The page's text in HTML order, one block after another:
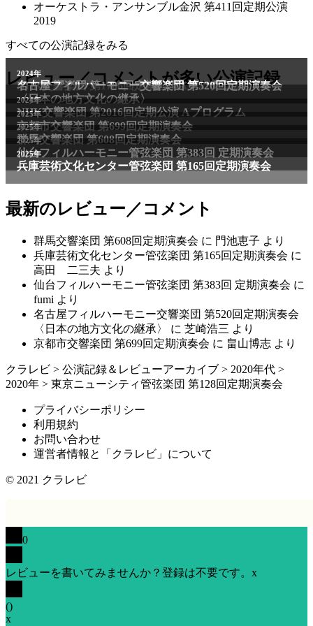
オーケストラ・アンサンブル金沢 第411回定期公演
2019
すべての公演記録をみる
レビュー／コメントが多い公演記録
2011年
NHK交響楽団 第1706回定期公演Aプログラム
2024年
名古屋フィルハーモニー交響楽団 第520回定期演奏会
〈日本の地方文化の継承〉
2024年
NHK交響楽団 第2016回定期公演 Aプログラム
2025年
京都市交響楽団 第699回定期演奏会
2025年
群馬交響楽団 第608回定期演奏会
2025年
仙台フィルハーモニー管弦楽団 第383回 定期演奏会
2025年
兵庫芸術文化センター管弦楽団 第165回定期演奏会
最新のレビュー／コメント
群馬交響楽団 第608回定期演奏会 に 門池恵子 より
兵庫芸術文化センター管弦楽団 第165回定期演奏会 に
高田 二三夫 より
仙台フィルハーモニー管弦楽団 第383回 定期演奏会 に
fumi より
名古屋フィルハーモニー交響楽団 第520回定期演奏会
〈日本の地方文化の継承〉
に 芝崎浩三 より
京都市交響楽団 第699回定期演奏会 に 畠山博志 より
クラレビ > 公演記録＆レビューアーカイブ > 2020年代 >
2020年 > 東京ニューシティ管弦楽団 第128回定期演奏会
プライバシーポリシー
利用規約
お問い合わせ
運営者情報と「クラレビ」について
© 2021 クラレビ
0
レビューを書いてみませんか？登録は不要です。 x
()
x